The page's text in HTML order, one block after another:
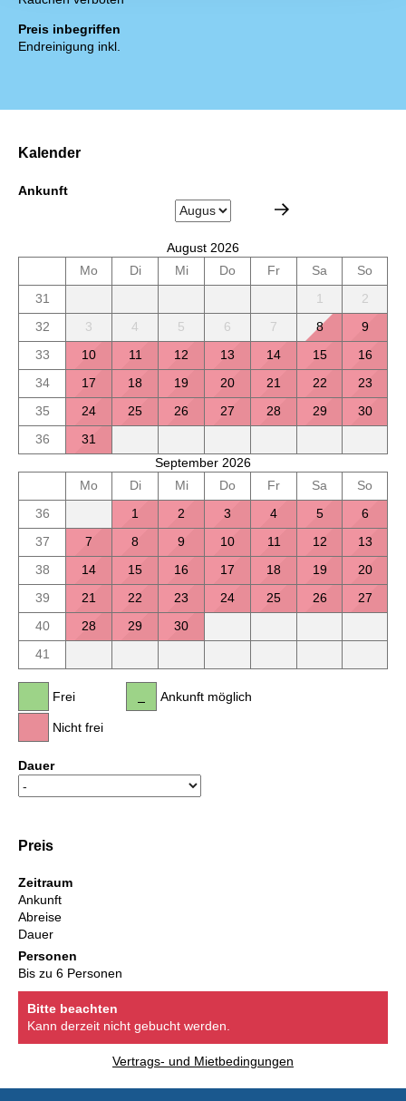
Preis inbegriffen
Endreinigung inkl.
Kalender
Ankunft
August 2026
Mo
Di Mi Do Fr Sa
So
31
1
2
32
3 4 5 6 7 8
9
33
10 11 12 13 14 15
16
34
17 18 19 20 21 22
23
35
24 25 26 27 28 29
30
36
31
September 2026
Mo
Di Mi Do Fr Sa
So
36
1 2 3 4 5
6
37
7 8 9 10 11 12
13
38
14 15 16 17 18 19
20
39
21 22 23 24 25 26
27
40
28 29
30
41
Frei
Nicht frei
Ankunft möglich
Dauer
Preis
Zeitraum
Ankunft
Abreise
Dauer
Personen
Bis zu 6 Personen
Bitte beachten
Kann derzeit nicht gebucht werden.
Vertrags- und Mietbedingungen